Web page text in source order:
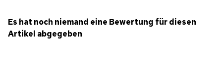
Es hat noch niemand eine Bewertung für diesen
Artikel abgegeben